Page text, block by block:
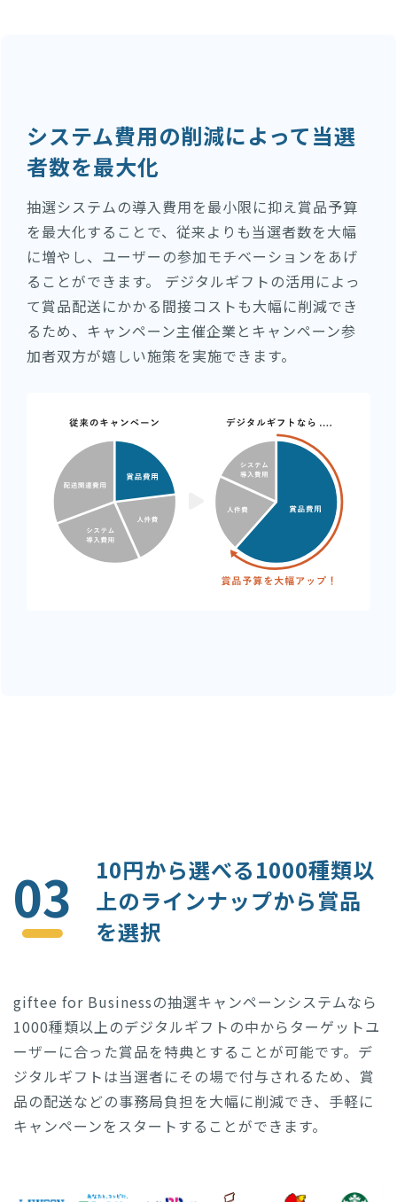
システム費用の削減によって当選
者数を最大化
抽選システムの導入費用を最小限に抑え賞品予算
を最大化することで、従来よりも当選者数を大幅
に増やし、ユーザーの参加モチベーションをあげ
ることができます。 デジタルギフトの活用によっ
て賞品配送にかかる間接コストも大幅に削減でき
るため、キャンペーン主催企業とキャンペーン参
加者双方が嬉しい施策を実施できます。
03
10円から選べる1000種類以
上のラインナップから賞品
を選択
giftee for Businessの抽選キャンペーンシステムなら
1000種類以上のデジタルギフトの中からターゲットユ
ーザーに合った賞品を特典とすることが可能です。デ
ジタルギフトは当選者にその場で付与されるため、賞
品の配送などの事務局負担を大幅に削減でき、手軽に
キャンペーンをスタートすることができます。